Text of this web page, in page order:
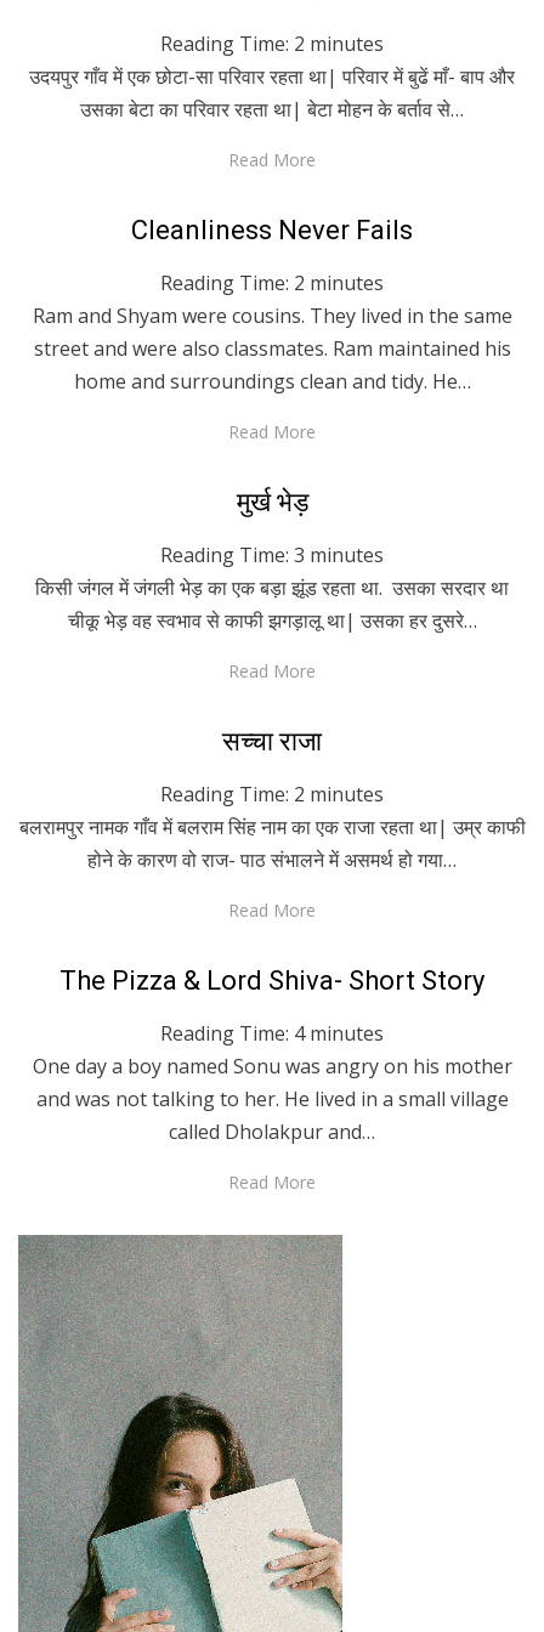
Reading Time: 2 minutes
उदयपुर गाँव में एक छोटा-सा परिवार रहता था| परिवार में बुढें माँ- बाप और
उसका बेटा का परिवार रहता था| बेटा मोहन के बर्ताव से…
Read More
Posted
on
April 23, 2020
English
Cleanliness Never Fails
Reading Time: 2 minutes
Ram and Shyam were cousins. They lived in the same
street and were also classmates. Ram maintained his
home and surroundings clean and tidy. He…
Read More
Posted
on
April 20, 2020
Hindi
मुर्ख भेड़
Reading Time: 3 minutes
किसी जंगल में जंगली भेड़ का एक बड़ा झूंड रहता था. उसका सरदार था
चीकू भेड़ वह स्वभाव से काफी झगड़ालू था| उसका हर दुसरे…
Read More
Posted
on
April 16, 2020
Hindi
सच्चा राजा
Reading Time: 2 minutes
बलरामपुर नामक गाँव में बलराम सिंह नाम का एक राजा रहता था| उम्र काफी
होने के कारण वो राज- पाठ संभालने में असमर्थ हो गया…
Read More
Posted
on
April 9, 2020
English
The Pizza & Lord Shiva- Short Story
Reading Time: 4 minutes
One day a boy named Sonu was angry on his mother
and was not talking to her. He lived in a small village
called Dholakpur and…
Read More